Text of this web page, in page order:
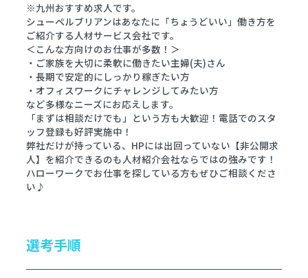
※九州おすすめ求人です。
シューペルブリアンはあなたに「ちょうどいい」働き方を
ご紹介する人材サービス会社です。
＜こんな方向けのお仕事が多数！＞
・ご家族を大切に柔軟に働きたい主婦(夫)さん
・長期で安定的にしっかり稼ぎたい方
・オフィスワークにチャレンジしてみたい方
など多様なニーズにお応えします。
「まずは相談だけでも」という方も大歓迎！電話でのスタ
ッフ登録も好評実施中！
弊社だけが持っている、HPには出回っていない【非公開求
人】を紹介できるのも人材紹介会社ならではの強みです！
ハローワークでお仕事を探している方もぜひご相談くださ
い♪
選考手順